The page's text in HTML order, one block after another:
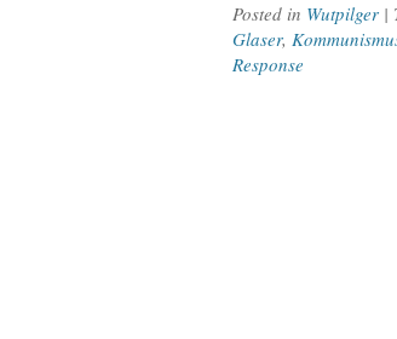
Posted in Wutpilger |
Glaser,
Response